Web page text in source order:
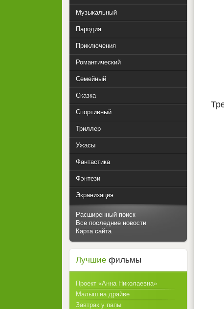
Музыкальный
Пародия
Приключения
Романтический
Семейный
Сказка
Спортивный
Триллер
Ужасы
Фантастика
Фэнтези
Экранизация
Расширенный поиск
Все последние новости
Карта сайта
Лучшие фильмы
Проект «Анна Николаевна»
Малыш на драйве
Завтрак у папы